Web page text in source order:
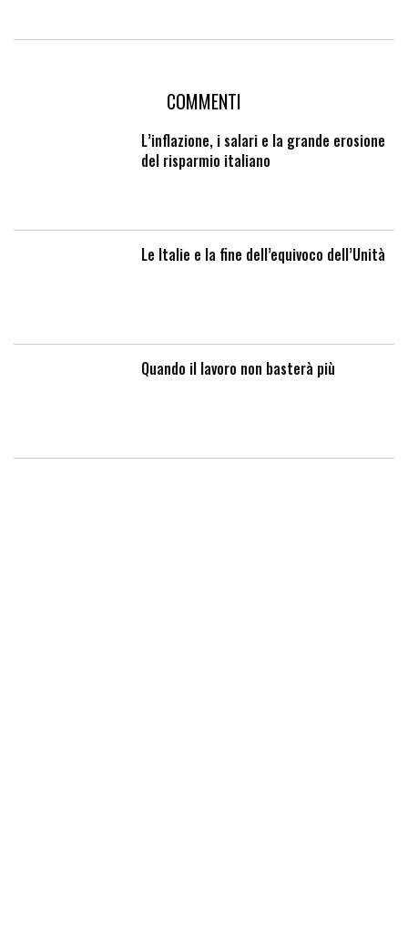
COMMENTI
L’inflazione, i salari e la grande erosione
del risparmio italiano
Le Italie e la fine dell’equivoco dell’Unità
Quando il lavoro non basterà più